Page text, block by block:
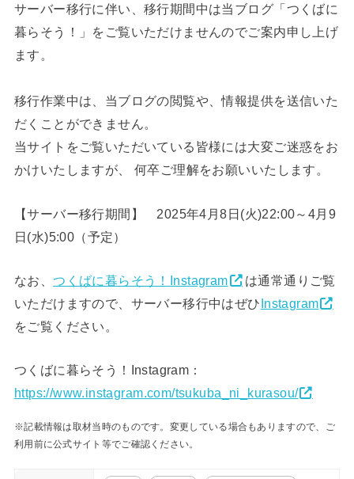
サーバー移行に伴い、移行期間中は当ブログ「つくばに
暮らそう！」をご覧いただけませんのでご案内申し上げ
ます。
移行作業中は、当ブログの閲覧や、情報提供を送信いた
だくことができません。
当サイトをご覧いただいている皆様には大変ご迷惑をお
かけいたしますが、 何卒ご理解をお願いいたします。
【サーバー移行期間】 2025年4月8日(火)22:00～4月9
日(水)5:00（予定）
なお、つくばに暮らそう！Instagram
は通常通りご覧
いただけますので、サーバー移行中はぜひInstagram
をご覧ください。
つくばに暮らそう！Instagram：
https://www.instagram.com/tsukuba_ni_kurasou/
※記載情報は取材当時のものです。変更している場合もありますので、ご
利用前に公式サイト等でご確認ください。